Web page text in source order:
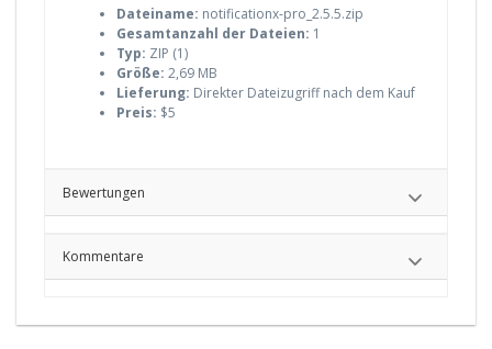
Dateiname: notificationx-pro_2.5.5.zip
Gesamtanzahl der Dateien: 1
Typ: ZIP (1)
Größe: 2,69 MB
Lieferung: Direkter Dateizugriff nach dem Kauf
Preis: $5
Bewertungen
Kommentare